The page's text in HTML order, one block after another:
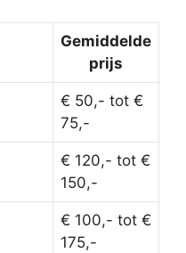
Gemiddelde
prijs
€ 50,- tot €
75,-
€ 120,- tot €
150,-
€ 100,- tot €
175,-